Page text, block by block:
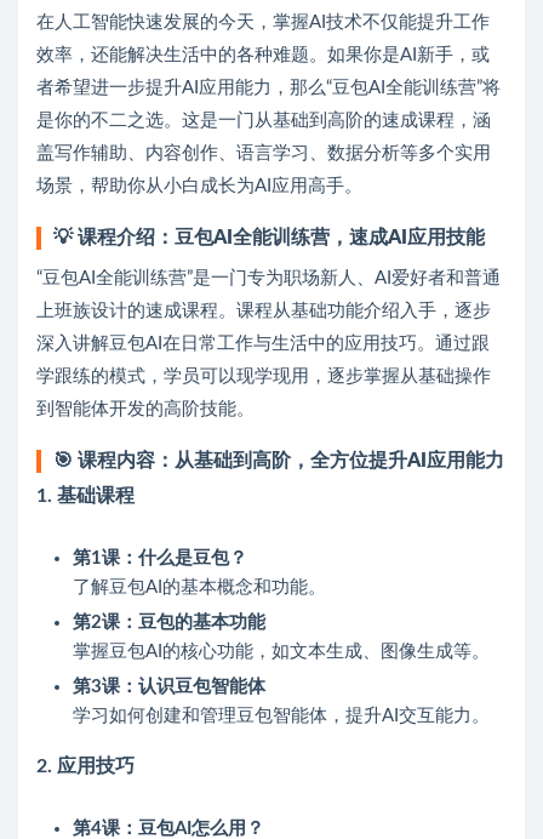
在人工智能快速发展的今天，掌握AI技术不仅能提升工作
效率，还能解决生活中的各种难题。如果你是AI新手，或
者希望进一步提升AI应用能力，那么“豆包AI全能训练营”将
是你的不二之选。这是一门从基础到高阶的速成课程，涵
盖写作辅助、内容创作、语言学习、数据分析等多个实用
场景，帮助你从小白成长为AI应用高手。
💡课程介绍：豆包AI全能训练营，速成AI应用技能
“豆包AI全能训练营”是一门专为职场新人、AI爱好者和普通
上班族设计的速成课程。课程从基础功能介绍入手，逐步
深入讲解豆包AI在日常工作与生活中的应用技巧。通过跟
学跟练的模式，学员可以现学现用，逐步掌握从基础操作
到智能体开发的高阶技能。
🎯 课程内容：从基础到高阶，全方位提升AI应用能力
1. 基础课程
第1课：什么是豆包？
了解豆包AI的基本概念和功能。
第2课：豆包的基本功能
掌握豆包AI的核心功能，如文本生成、图像生成等。
第3课：认识豆包智能体
学习如何创建和管理豆包智能体，提升AI交互能力。
2. 应用技巧
第4课：豆包AI怎么用？